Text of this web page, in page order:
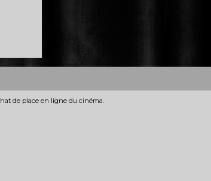
de place en ligne du cinéma.